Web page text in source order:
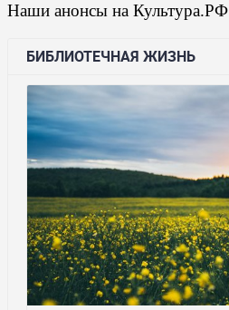
Наши анонсы на Культура.РФ